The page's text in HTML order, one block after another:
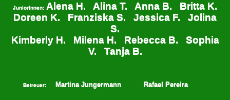
Juniorinnen: Alena H. Alina T. Anna B. Britta K.
Doreen K. Franziska S. Jessica F. Jolina
S.
Kimberly H. Milena H. Rebecca B. Sophia
V. Tanja B.
Betreuer: Martina Jungermann Rafael Pereira